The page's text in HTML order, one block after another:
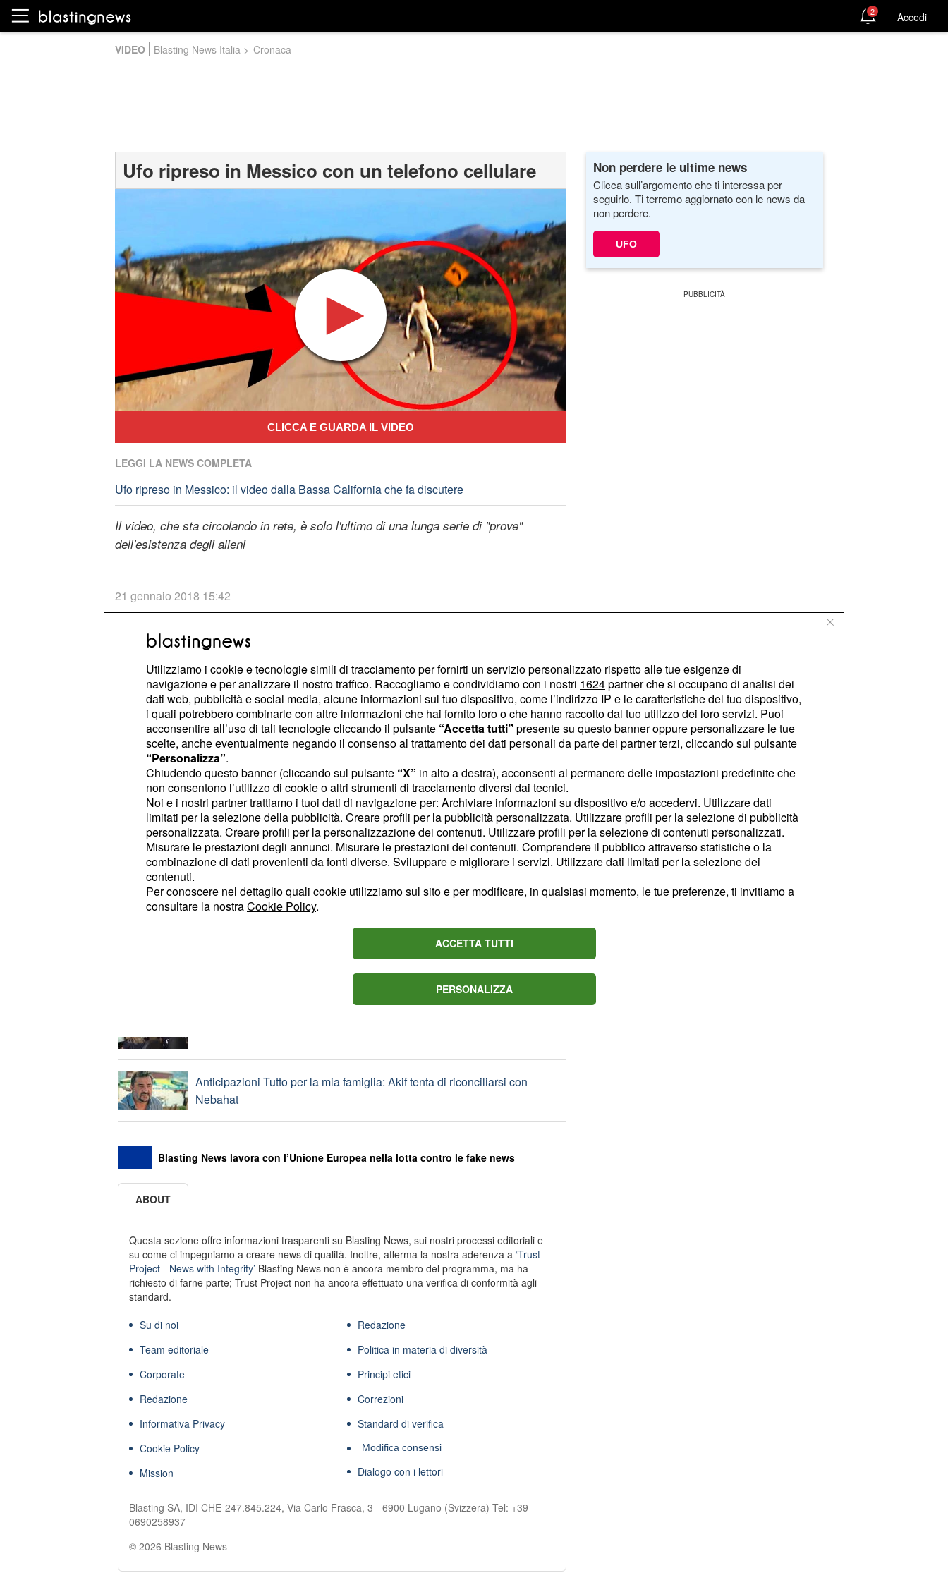
VIDEO Blasting News Italia > Cronaca
Ufo ripreso in Messico con un telefono cellulare
CLICCA E GUARDA IL VIDEO
LEGGI LA NEWS COMPLETA
Ufo ripreso in Messico: il video dalla Bassa California che fa discutere
Il video, che sta circolando in rete, è solo l'ultimo di una lunga serie di "prove"
dell'esistenza degli alieni
21 gennaio 2018 15:42
diLuca Monetti
UFO
TOP VIDEO
Roma-Termini, blitz dei carabinieri contro la microcriminalità giovanile: 19
arresti
Trapani, Antonini in ospedale dopo un'aggressione in centro storico
PLAYLIST
'Ndrangheta, rete internazionale di narcotraffico gestita dal carcere: 35
arresti
Anticipazioni Tutto per la mia famiglia: Akif tenta di riconciliarsi con
Nebahat
Blasting News lavora con l’Unione Europea nella lotta contro le fake news
ABOUT
Questa sezione offre informazioni trasparenti su Blasting News, sui nostri processi editoriali e
su come ci impegniamo a creare news di qualità. Inoltre, afferma la nostra aderenza a ‘Trust
Project - News with Integrity’Blasting News non è ancora membro del programma, ma ha
richiesto di farne parte; Trust Project non ha ancora effettuato una verifica di conformità agli
standard.
Su di noi
Team editoriale
Corporate
Redazione
Informativa Privacy
Cookie Policy
Mission
Redazione
Politica in materia di diversità
Principi etici
Correzioni
Standard di verifica
Modifica consensi
Dialogo con i lettori
Blasting SA, IDI CHE-247.845.224, Via Carlo Frasca, 3 - 6900 Lugano (Svizzera) Tel: +39
0690258937
© 2026 Blasting News
Non perdere le ultime news
Clicca sull’argomento che ti interessa per
seguirlo. Ti terremo aggiornato con le news da
non perdere.
UFO
2 Accedi
Utilizziamo i cookie e tecnologie simili di tracciamento per fornirti un servizio personalizzato rispetto alle tue esigenze di
navigazione e per analizzare il nostro traffico. Raccogliamo e condividiamo con i nostri 1624partner che si occupano di analisi dei
dati web, pubblicità e social media, alcune informazioni sul tuo dispositivo, come l’indirizzo IP e le caratteristiche del tuo dispositivo,
i quali potrebbero combinarle con altre informazioni che hai fornito loro o che hanno raccolto dal tuo utilizzo dei loro servizi. Puoi
acconsentire all’uso di tali tecnologie cliccando il pulsante “Accetta tutti” presente su questo banner oppure personalizzare le tue
scelte, anche eventualmente negando il consenso al trattamento dei dati personali da parte dei partner terzi, cliccando sul pulsante
“Personalizza”.
Chiudendo questo banner (cliccando sul pulsante “X” in alto a destra), acconsenti al permanere delle impostazioni predefinite che
non consentono l’utilizzo di cookie o altri strumenti di tracciamento diversi dai tecnici.
Noi e i nostri partner trattiamo i tuoi dati di navigazione per: Archiviare informazioni su dispositivo e/o accedervi. Utilizzare dati
limitati per la selezione della pubblicità. Creare profili per la pubblicità personalizzata. Utilizzare profili per la selezione di pubblicità
personalizzata. Creare profili per la personalizzazione dei contenuti. Utilizzare profili per la selezione di contenuti personalizzati.
Misurare le prestazioni degli annunci. Misurare le prestazioni dei contenuti. Comprendere il pubblico attraverso statistiche o la
combinazione di dati provenienti da fonti diverse. Sviluppare e migliorare i servizi. Utilizzare dati limitati per la selezione dei
contenuti.
Per conoscere nel dettaglio quali cookie utilizziamo sul sito e per modificare, in qualsiasi momento, le tue preferenze, ti invitiamo a
consultare la nostraCookie Policy.
ACCETTA TUTTI
PERSONALIZZA